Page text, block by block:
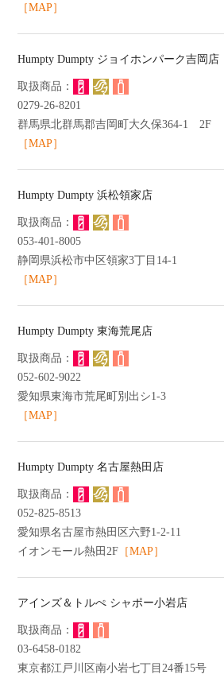
［MAP］
Humpty Dumpty ジョイホンパーク吉岡店
0279-26-8201
群馬県北群馬郡吉岡町大久保364-1 2F
［MAP］
Humpty Dumpty 浜松領家店
053-401-8005
静岡県浜松市中区領家3丁目14-1
［MAP］
Humpty Dumpty 東海荒尾店
052-602-9022
愛知県東海市荒尾町別出シ1-3
［MAP］
Humpty Dumpty 名古屋熱田店
052-825-8513
愛知県名古屋市熱田区六野1-2-11
イオンモール熱田2F ［MAP］
アインズ＆トルぺ シャポー小岩店
03-6458-0182
東京都江戸川区南小岩七丁目24番15号